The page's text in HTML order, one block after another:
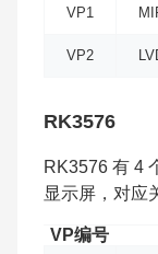
VP1
VP2
RK3576
RK3576 有 4
显示屏，对应
VP编号